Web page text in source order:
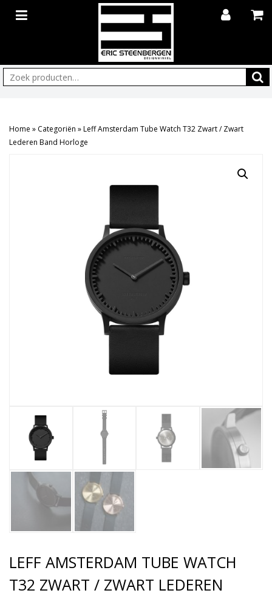
Zoeken:
Home » Categoriën »Leff Amsterdam Tube Watch T32 Zwart / Zwart
Lederen Band Horloge
LEFF AMSTERDAM TUBE WATCH
T32 ZWART / ZWART LEDEREN